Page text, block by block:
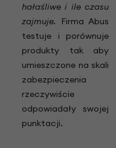
hałaśliwe i ile czasu
zajmuje.
Firma Abus
testuje i porównuje
produkty tak aby
umieszczone na skali
zabezpieczenia
rzeczywiście
odpowiadały swojej
punktacji.